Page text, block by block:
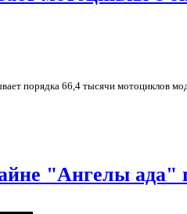
порядка 66,4 тысячи мотоциклов
"Ангелы ада"